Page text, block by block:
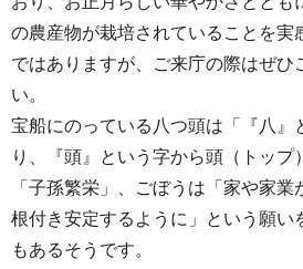
の農産物が栽培されていることを実
ではありますが、ご来庁の際はぜひ
い。
宝船にのっている八つ頭は「『八』
り、『頭』という字から頭（トップ
「子孫繁栄」、ごぼうは「家や家業
根付き安定するように」という願い
もあるそうです。